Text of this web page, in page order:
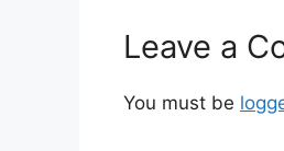
Leave a
You must be